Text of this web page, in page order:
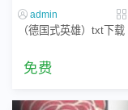
admin
（德国式英雄）txt下载
免费